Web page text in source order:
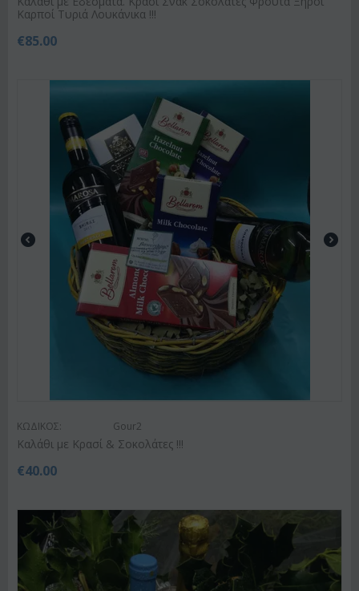
Καρποί Τυριά Λουκάνικα !!!
€85.00
ΚΩΔΙΚΟΣ: Gour2
Καλάθι με Κρασί & Σοκολάτες !!!
€40.00